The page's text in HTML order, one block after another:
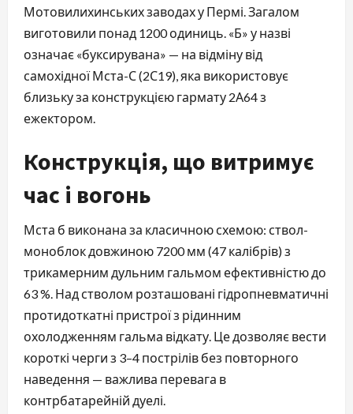
Мотовилихинських заводах у Пермі. Загалом
виготовили понад 1200 одиниць. «Б» у назві
означає «буксирувана» — на відміну від
самохідної Мста-С (2С19), яка використовує
близьку за конструкцією гармату 2А64 з
ежектором.
Конструкція, що витримує
час і вогонь
Мста б виконана за класичною схемою: ствол-
моноблок довжиною 7200 мм (47 калібрів) з
трикамерним дульним гальмом ефективністю до
63 %. Над стволом розташовані гідропневматичні
протидоткатні пристрої з рідинним
охолодженням гальма відкату. Це дозволяє вести
короткі черги з 3–4 пострілів без повторного
наведення — важлива перевага в
контрбатарейній дуелі.